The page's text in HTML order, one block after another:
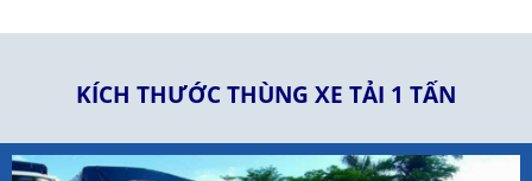
KÍCH THƯỚC THÙNG XE TẢI 1 TẤN